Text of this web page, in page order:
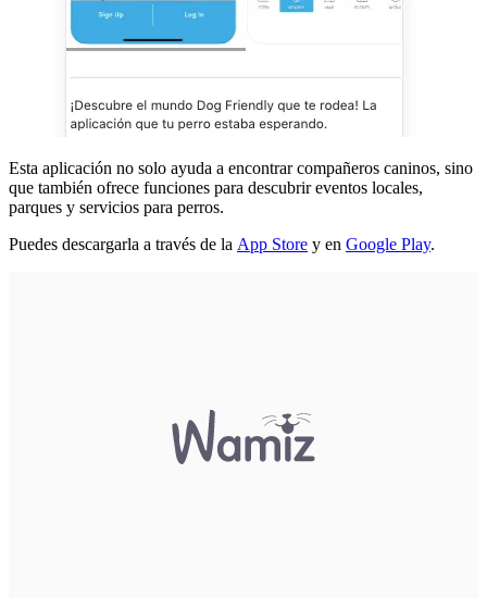
Esta aplicación no solo ayuda a encontrar compañeros caninos, sino
que también ofrece funciones para descubrir eventos locales,
parques y servicios para perros.
Puedes descargarla a través de la App Store y en Google Play.